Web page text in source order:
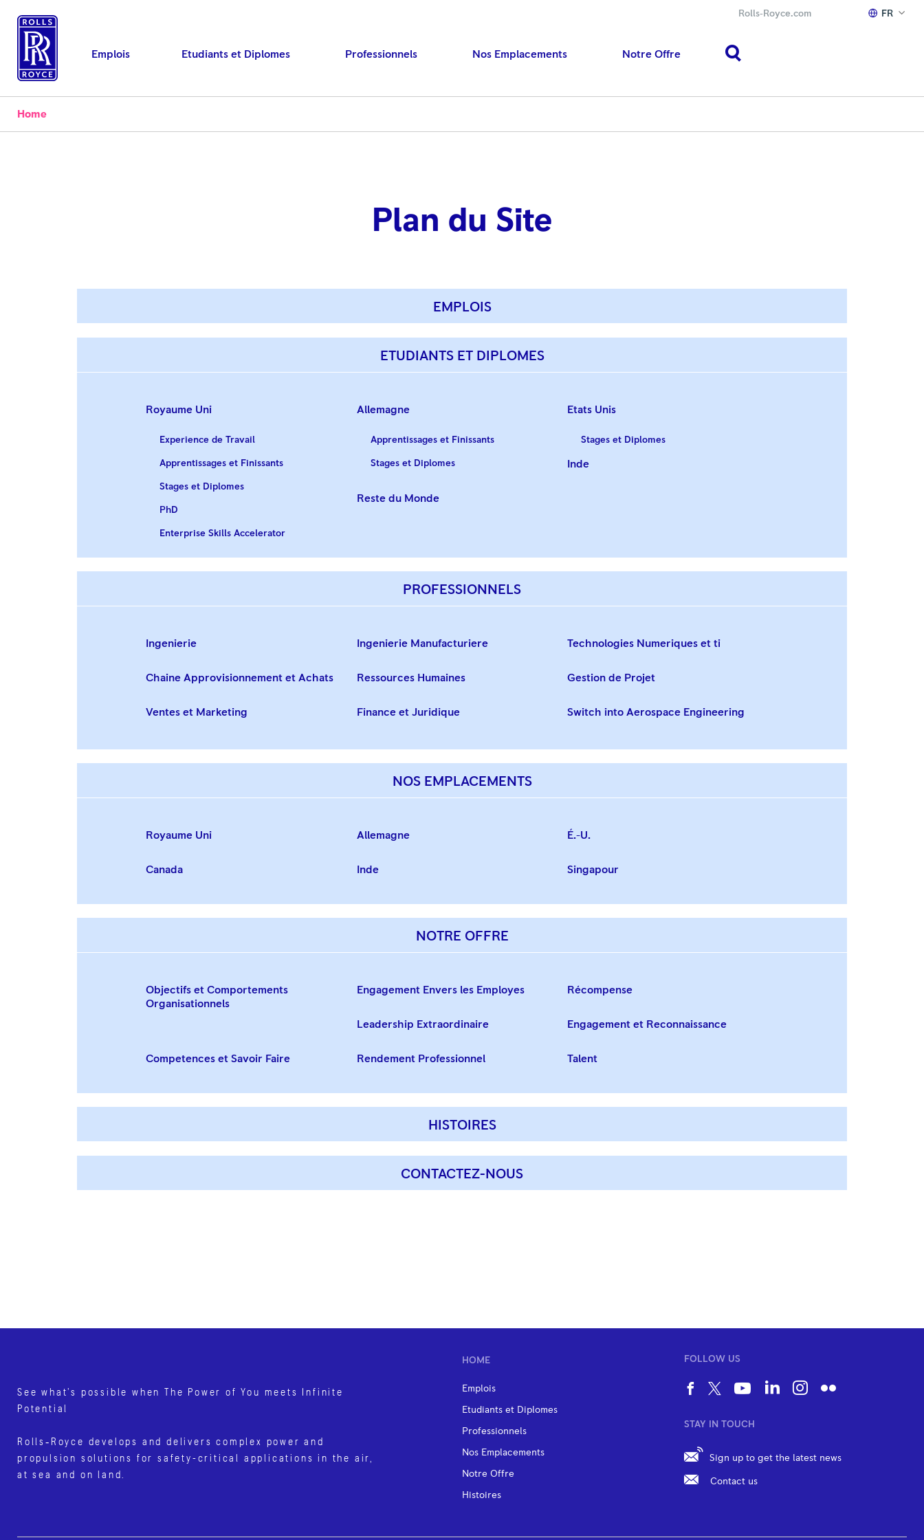
Rolls‑Royce.com FR
Emplois Etudiants et Diplomes Professionnels Nos Emplacements Notre Offre
Press ENTER to search or ESC to close
Home
Plan du Site
EMPLOIS
ETUDIANTS ET DIPLOMES
Royaume Uni
Experience de Travail
Apprentissages et Finissants
Stages et Diplomes
PhD
Enterprise Skills Accelerator
Allemagne
Apprentissages et Finissants
Stages et Diplomes
Etats Unis
Stages et Diplomes
Inde
Reste du Monde
PROFESSIONNELS
Ingenierie Ingenierie Manufacturiere Technologies Numeriques et ti
Chaine Approvisionnement et Achats Ressources Humaines Gestion de Projet
Ventes et Marketing Finance et Juridique Switch into Aerospace Engineering
NOS EMPLACEMENTS
Royaume Uni Allemagne É.-U.
Canada Inde Singapour
NOTRE OFFRE
Objectifs et Comportements
Organisationnels
Engagement Envers les Employes Récompense
Leadership Extraordinaire Engagement et Reconnaissance
Competences et Savoir Faire Rendement Professionnel Talent
HISTOIRES
CONTACTEZ-NOUS
See what’s possible when The Power of You meets Infinite
Potential
Rolls‑Royce develops and delivers complex power and
propulsion solutions for safety-critical applications in the air,
at sea and on land.
HOME
Emplois
Etudiants et Diplomes
Professionnels
Nos Emplacements
Notre Offre
Histoires
FOLLOW US
STAY IN TOUCH
Sign up to get the latest news
Contact us